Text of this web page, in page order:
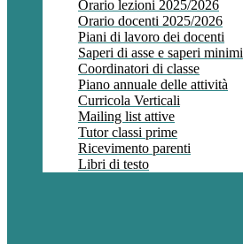
Orario lezioni 2025/2026
Orario docenti 2025/2026
Piani di lavoro dei docenti
Saperi di asse e saperi minimi
Coordinatori di classe
Piano annuale delle attività
Curricola Verticali
Mailing list attive
Tutor classi prime
Ricevimento parenti
Libri di testo